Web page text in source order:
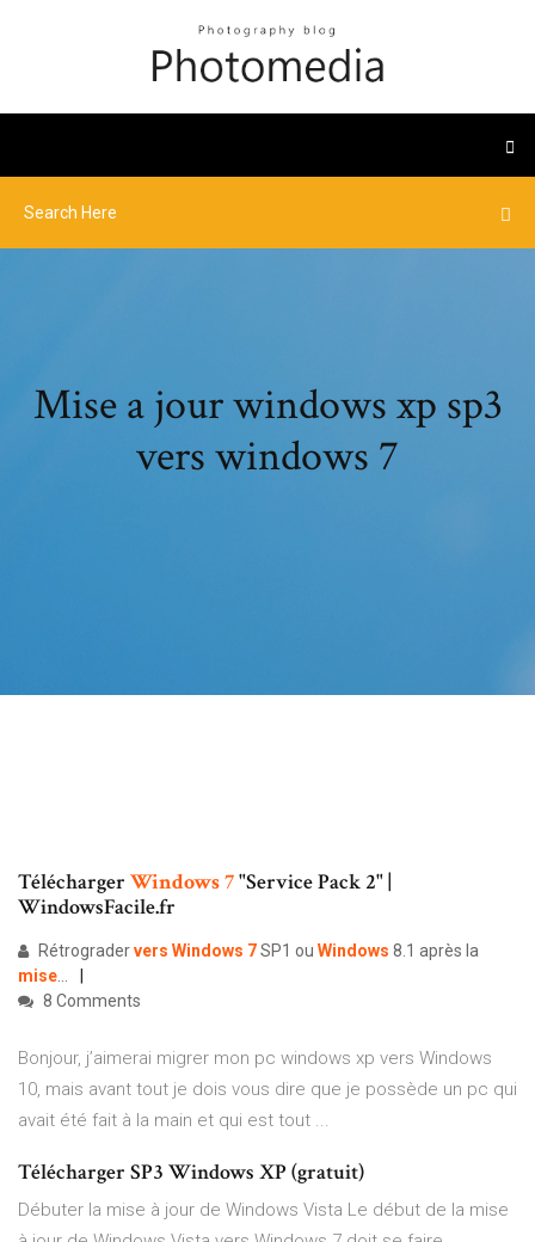
Mise a jour windows xp sp3
vers windows 7
Télécharger Windows7"Service Pack 2" |
WindowsFacile.fr
Rétrogradervers Windows 7SP1 ou Windows 8.1 après la
mise...
8 Comments
Bonjour, j’aimerai migrer mon pc windows xp vers Windows
10, mais avant tout je dois vous dire que je possède un pc qui
avait été fait à la main et qui est tout ...
Télécharger SP3 Windows XP (gratuit)
Débuter la mise à jour de Windows Vista Le début de la mise